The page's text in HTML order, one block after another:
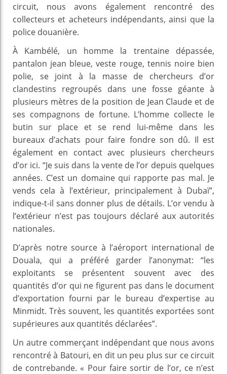
circuit, nous avons également rencontré des
collecteurs et acheteurs indépendants, ainsi que la
police douanière.
À Kambélé, un homme la trentaine dépassée,
pantalon jean bleue, veste rouge, tennis noire bien
polie, se joint à la masse de chercheurs d’or
clandestins regroupés dans une fosse géante à
plusieurs mètres de la position de Jean Claude et de
ses compagnons de fortune. L’homme collecte le
butin sur place et se rend lui-même dans les
bureaux d’achats pour faire fondre son dû. Il est
également en contact avec plusieurs chercheurs
d’or ici. “Je suis dans la vente de l’or depuis quelques
années. C’est un domaine qui rapporte pas mal. Je
vends cela à l’extérieur, principalement à Dubaï”,
indique-t-il sans donner plus de détails. L’or vendu à
l’extérieur n’est pas toujours déclaré aux autorités
nationales.
D’après notre source à l’aéroport international de
Douala, qui a préféré garder l’anonymat: “les
exploitants se présentent souvent avec des
quantités d’or qui ne figurent pas dans le document
d’exportation fourni par le bureau d’expertise au
Minmidt. Très souvent, les quantités exportées sont
supérieures aux quantités déclarées”.
Un autre commerçant indépendant que nous avons
rencontré à Batouri, en dit un peu plus sur ce circuit
de contrebande. « Pour faire sortir de l’or, ce n’est